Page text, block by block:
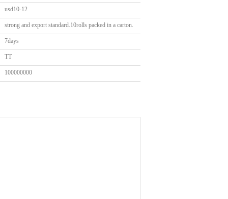
usd10-12
strong and export standard.10rolls packed in a carton.
7days
TT
100000000